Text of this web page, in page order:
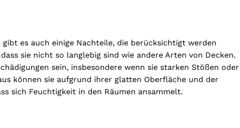
es auch einige Nachteile, die berücksichtigt werden
sie nicht so langlebig sind wie andere Arten von Decken.
sein, insbesondere wenn sie starken Stößen oder
können sie aufgrund ihrer glatten Oberfläche und der
sich Feuchtigkeit in den Räumen ansammelt.